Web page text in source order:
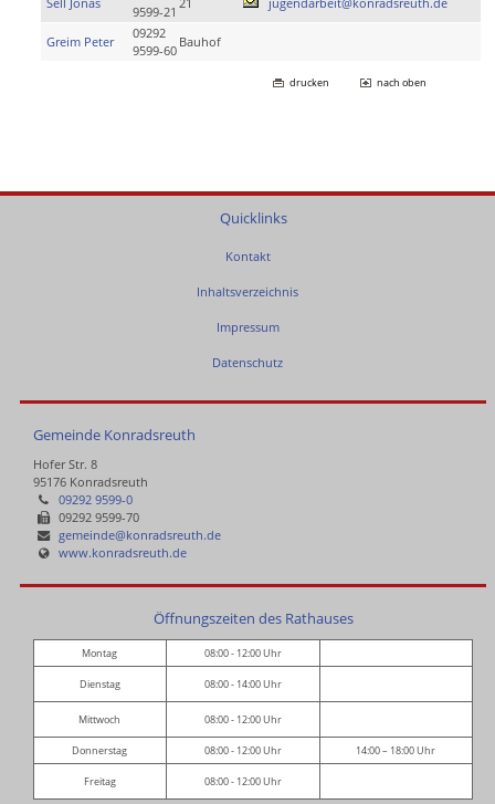
9599-21
Greim Peter
09292
9599-60
Bauhof
drucken nach oben
Quicklinks
Kontakt
Inhaltsverzeichnis
Impressum
Datenschutz
Gemeinde Konradsreuth
Hofer Str. 8
95176 Konradsreuth
09292 9599-0
09292 9599-70
gemeinde@konradsreuth.de
www.konradsreuth.de
Öffnungszeiten des Rathauses
Montag 08:00 - 12:00 Uhr
Dienstag 08:00 - 14:00 Uhr
Mittwoch 08:00 - 12:00 Uhr
Donnerstag 08:00 - 12:00 Uhr 14:00 – 18:00 Uhr
Freitag 08:00 - 12:00 Uhr